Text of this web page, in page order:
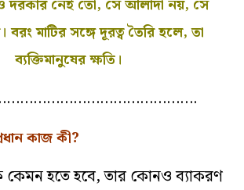
দরকার নেই তো, সে আলাদা নয়, সে
বরং মাটির সঙ্গে দূরত্ব তৈরি হলে, তা
ব্যক্তিমানুষের ক্ষতি।
কাজ কী?
হতে হবে, তার কোনও ব্যাকরণ